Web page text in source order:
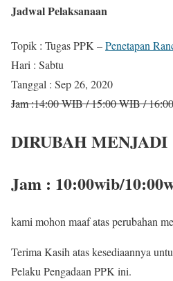
Jadwal Pelaksanaan
Topik : Tugas PPK –Penetapan
Hari : Sabtu
Tanggal : Sep 26, 2020
Jam :14:00 WIB / 15:00 WIB /
DIRUBAH MENJADI
Jam : 10:00wib/
kami mohon maaf atas perubahan
Terima Kasih atas kesediaannya
Pelaku Pengadaan PPK ini.